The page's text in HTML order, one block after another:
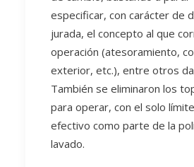
especificar, con carácter de
jurada, el concepto al que
operación (atesoramiento,
exterior, etc.), entre otros
También se eliminaron los
para operar, con el solo
efectivo como parte de la
lavado.